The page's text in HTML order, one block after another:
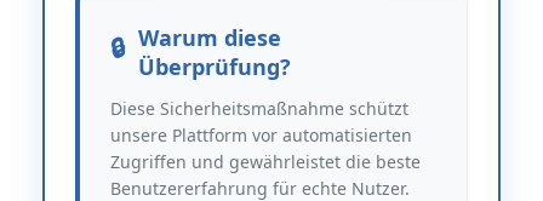
Warum diese
Überprüfung?
Diese Sicherheitsmaßnahme schützt
unsere Plattform vor automatisierten
Zugriffen und gewährleistet die beste
Benutzererfahrung für echte Nutzer.